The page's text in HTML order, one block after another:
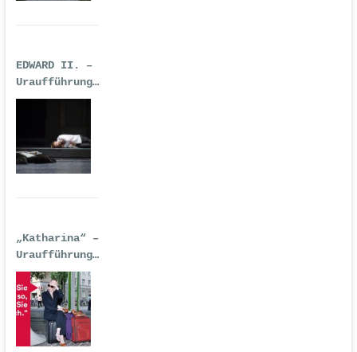
EDWARD II. –
Uraufführung
| Premiere:
Deutsche Oper
Berlin
„Katharina“ –
Uraufführung
| 14.
September
2016